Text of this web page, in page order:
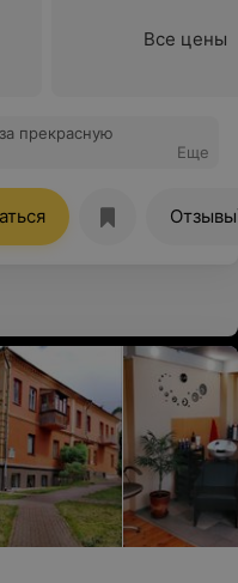
Все цены
прекрасную
Еще
Отзывы